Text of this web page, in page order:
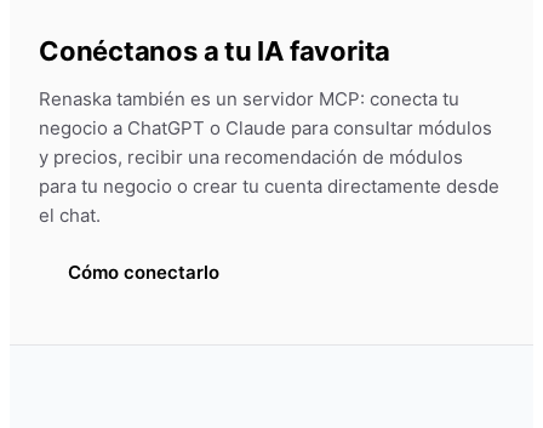
Conéctanos a tu IA favorita
Renaska también es un servidor MCP: conecta tu
negocio a ChatGPT o Claude para consultar módulos
y precios, recibir una recomendación de módulos
para tu negocio o crear tu cuenta directamente desde
el chat.
Cómo conectarlo